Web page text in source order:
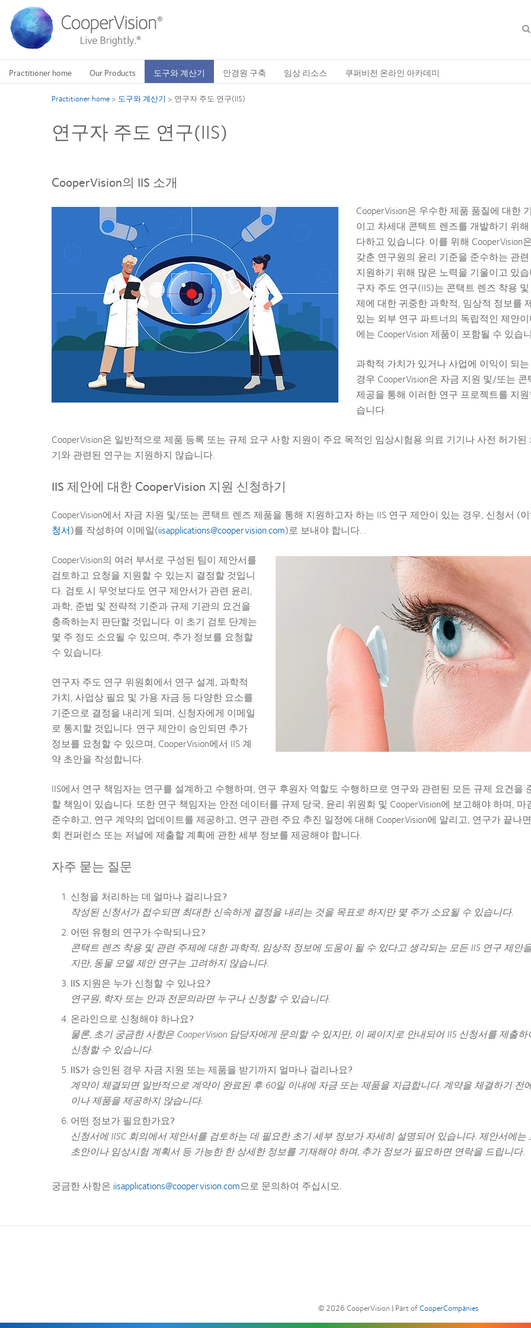
Practitioner home Our Products 도구와 계산기 안경원 구축 임상 리소스 쿠퍼비전 온라인 아카데미
Practitioner home > 도구와 계산기 > 연구자 주도 연구(IIS)
연구자 주도 연구(IIS)
CooperVision의 IIS 소개
CooperVision은 우수한 제품 품질에 대한
이고 차세대 콘텍트 렌즈를 개발하기 위
다하고 있습니다. 이를 위해 CooperVision
갖춘 연구원의 윤리 기준을 준수하는 관
지원하기 위해 많은 노력을 기울이고 있
구자 주도 연구(IIS)는 콘택트 렌즈 착용
제에 대한 귀중한 과학적, 임상적 정보를
있는 외부 연구 파트너의 독립적인 제안
에는 CooperVision 제품이 포함될 수 있습
과학적 가치가 있거나 사업에 이익이 되
경우 CooperVision은 자금 지원 및/또는
제공을 통해 이러한 연구 프로젝트를 지
습니다.
CooperVision은 일반적으로 제품 등록 또는 규제 요구 사항 지원이 주요 목적인 임상시험용 의료 기기나 사전 허가된
기와 관련된 연구는 지원하지 않습니다.
IIS 제안에 대한 CooperVision 지원 신청하기
CooperVision에서 자금 지원 및/또는 콘택트 렌즈 제품을 통해 지원하고자 하는 IIS 연구 제안이 있는 경우, 신청서 (
청서)를 작성하여 이메일(iisapplications@coopervision.com)로 보내야 합니다. .
CooperVision의 여러 부서로 구성된 팀이 제안서를
검토하고 요청을 지원할 수 있는지 결정할 것입니
다. 검토 시 무엇보다도 연구 제안서가 관련 윤리,
과학, 준법 및 전략적 기준과 규제 기관의 요건을
충족하는지 판단할 것입니다. 이 초기 검토 단계는
몇 주 정도 소요될 수 있으며, 추가 정보를 요청할
수 있습니다.
연구자 주도 연구 위원회에서 연구 설계, 과학적
가치, 사업상 필요 및 가용 자금 등 다양한 요소를
기준으로 결정을 내리게 되며, 신청자에게 이메일
로 통지할 것입니다. 연구 제안이 승인되면 추가
정보를 요청할 수 있으며, CooperVision에서 IIS 계
약 초안을 작성합니다.
IIS에서 연구 책임자는 연구를 설계하고 수행하며, 연구 후원자 역할도 수행하므로 연구와 관련된 모든 규제 요건을
할 책임이 있습니다. 또한 연구 책임자는 안전 데이터를 규제 당국, 윤리 위원회 및 CooperVision에 보고해야 하며, 마
준수하고, 연구 계약의 업데이트를 제공하고, 연구 관련 주요 추진 일정에 대해 CooperVision에 알리고, 연구가 끝나
회 컨퍼런스 또는 저널에 제출할 계획에 관한 세부 정보를 제공해야 합니다.
자주 묻는 질문
신청을 처리하는 데 얼마나 걸리나요?
작성된 신청서가 접수되면 최대한 신속하게 결정을 내리는 것을 목표로 하지만 몇 주가 소요될 수 있습니다.
어떤 유형의 연구가 수락되나요?
콘택트 렌즈 착용 및 관련 주제에 대한 과학적, 임상적 정보에 도움이 될 수 있다고 생각되는 모든 IIS 연구 제안
지만, 동물 모델 제안 연구는 고려하지 않습니다.
IIS 지원은 누가 신청할 수 있나요?
연구원, 학자 또는 안과 전문의라면 누구나 신청할 수 있습니다.
온라인으로 신청해야 하나요?
물론, 초기 궁금한 사항은 CooperVision 담당자에게 문의할 수 있지만, 이 페이지로 안내되어 IIS 신청서를 제출
신청할 수 있습니다.
IIS가 승인된 경우 자금 지원 또는 제품을 받기까지 얼마나 걸리나요?
계약이 체결되면 일반적으로 계약이 완료된 후 60일 이내에 자금 또는 제품을 지급합니다. 계약을 체결하기 전
이나 제품을 제공하지 않습니다.
어떤 정보가 필요한가요?
신청서에 IISC 회의에서 제안서를 검토하는 데 필요한 초기 세부 정보가 자세히 설명되어 있습니다. 제안서에는
초안이나 임상시험 계획서 등 가능한 한 상세한 정보를 기재해야 하며, 추가 정보가 필요하면 연락을 드립니다.
궁금한 사항은 iisapplications@coopervision.com으로 문의하여 주십시오.
© 2026 CooperVision | Part ofCooperCompanies